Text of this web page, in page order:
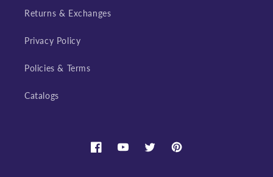
Returns & Exchanges
Privacy Policy
Policies & Terms
Catalogs
FacebookYouTubeTwitterPinterest